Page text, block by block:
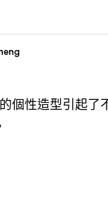
的個性造型引起了